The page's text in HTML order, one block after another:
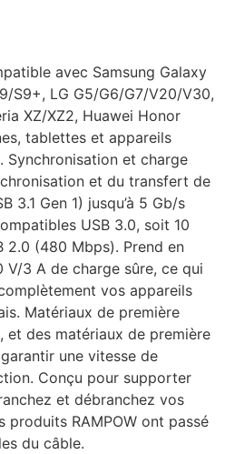
avec Samsung Galaxy
S9+, LG G5/G6/G7/V20/V30,
XZ/XZ2, Huawei Honor
tablettes et appareils
et charge
et du transfert de
3.1 Gen 1) jusqu’à 5 Gb/s
USB 3.0, soit 10
2.0 (480 Mbps). Prend en
V/3 A de charge sûre, ce qui
vos appareils
Matériaux de première
et des matériaux de première
une vitesse de
Conçu pour supporter
et débranchez vos
produits RAMPOW ont passé
du câble.